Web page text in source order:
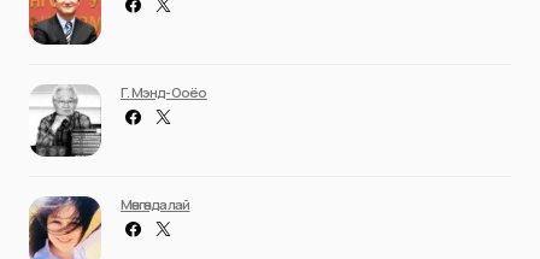
Г. Мэнд-Ооёо
Мөнгөндалай